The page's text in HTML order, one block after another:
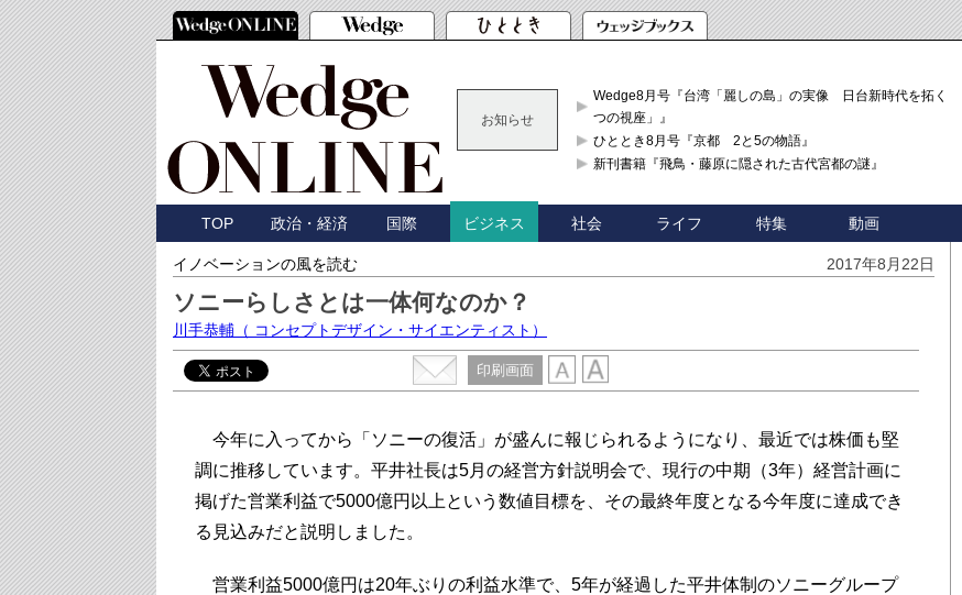
お知らせ
Wedge8月号『台湾「麗しの島」の実像 日台新時代を拓く「3
つの視座」』
ひととき8月号『京都 2と5の物語』
新刊書籍『飛鳥・藤原に隠された古代宮都の謎』
TOP 政治・経済 国際 ビジネス 社会 ライフ 特集 動画
イノベーションの風を読む 2017年8月22日
ソニーらしさとは一体何なのか？
川手恭輔 （ コンセプトデザイン・サイエンティスト）
印刷画面
今年に入ってから「ソニーの復活」が盛んに報じられるようになり、最近では株価も堅
調に推移しています。平井社長は5月の経営方針説明会で、現行の中期（3年）経営計画に
掲げた営業利益で5000億円以上という数値目標を、その最終年度となる今年度に達成でき
る見込みだと説明しました。
営業利益5000億円は20年ぶりの利益水準で、5年が経過した平井体制のソニーグループ